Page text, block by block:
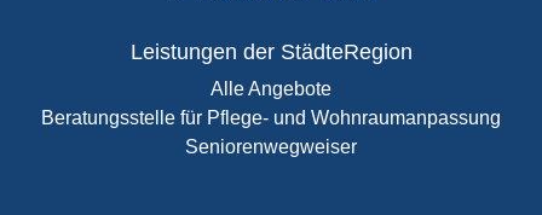
Leistungen der StädteRegion
Alle Angebote
Beratungsstelle für Pflege- und Wohnraumanpassung
Seniorenwegweiser